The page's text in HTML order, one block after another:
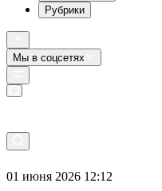
Рубрики
Мы в соцсетях
01 июня 2026 12:12